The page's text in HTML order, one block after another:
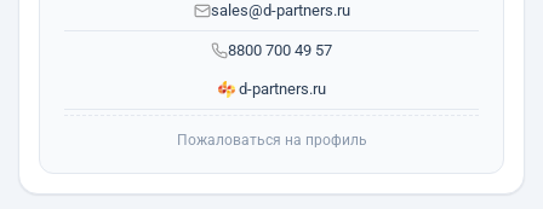
8800 700 49 57
sales@d-partners.ru
d-partners.ru
Пожаловаться на профиль